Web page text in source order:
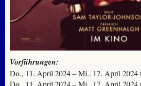
Vorführungen:
Do., 11. April 2024 – Mi., 17. April 2024
Do., 11. April 2024 – Mi., 17. April 2024